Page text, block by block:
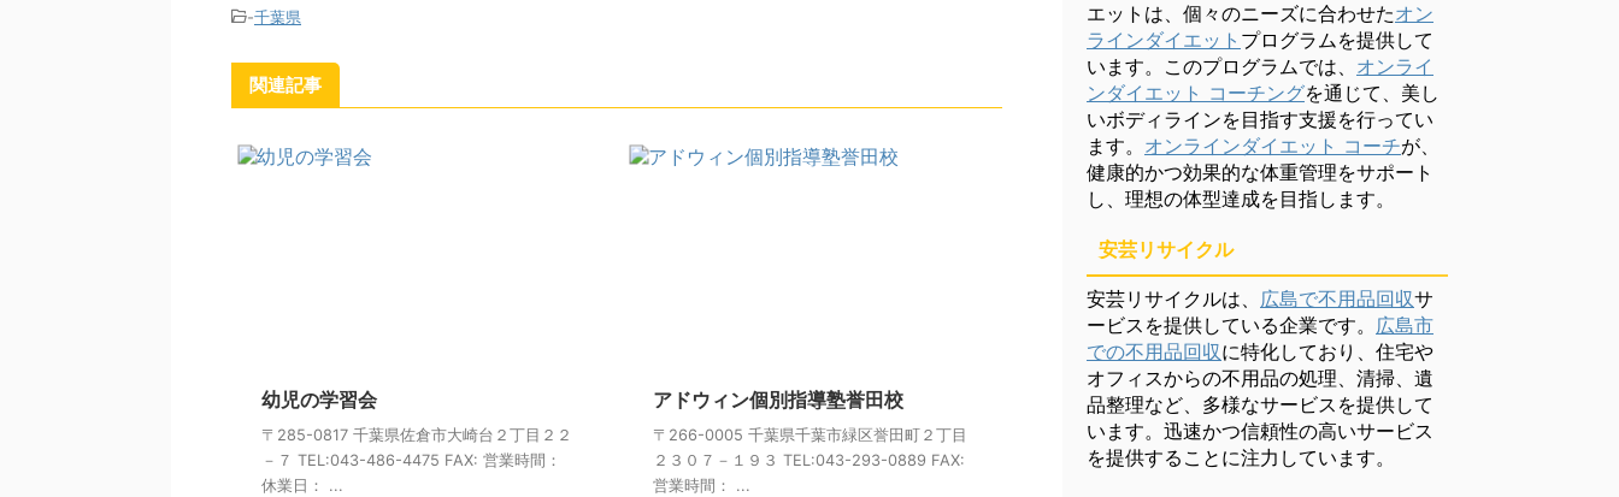
-千葉県
関連記事
幼児の学習会
〒285-0817 千葉県佐倉市大崎台２丁目２２
－７ TEL:043-486-4475 FAX: 営業時間：
休業日： ...
アドウィン個別指導塾誉田校
〒266-0005 千葉県千葉市緑区誉田町２丁目
２３０７－１９３ TEL:043-293-0889 FAX:
営業時間： ...
エットは、個々のニーズに合わせたオン
ラインダイエット プログラムを提供して
います。このプログラムでは、 オンライ
ンダイエット コーチングを通じて、美し
いボディラインを目指す支援を行ってい
ます。 オンラインダイエット コーチが、
健康的かつ効果的な体重管理をサポート
し、理想の体型達成を目指します。
安芸リサイクル
安芸リサイクルは、 広島で不用品回収サ
ービスを提供している企業です。 広島市
での不用品回収に特化しており、住宅や
オフィスからの不用品の処理、清掃、遺
品整理など、多様なサービスを提供して
います。迅速かつ信頼性の高いサービス
を提供することに注力しています。